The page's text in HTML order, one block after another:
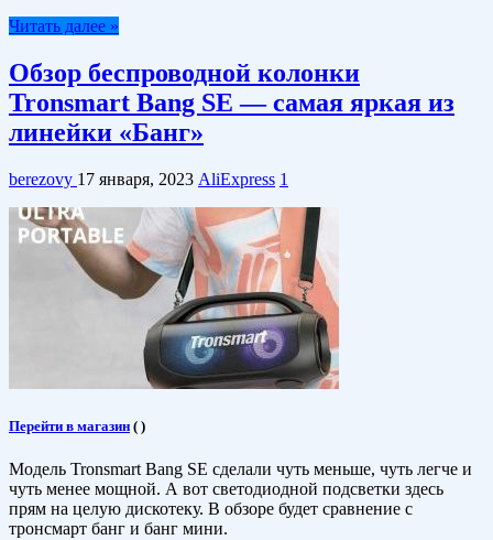
Читать далее »
Обзор беспроводной колонки
Tronsmart Bang SE — самая яркая из
линейки «Банг»
berezovy 17 января, 2023 AliExpress 1
Перейти в магазин ( )
Модель Tronsmart Bang SE сделали чуть меньше, чуть легче и
чуть менее мощной. А вот светодиодной подсветки здесь
прям на целую дискотеку. В обзоре будет сравнение с
тронсмарт банг и банг мини.